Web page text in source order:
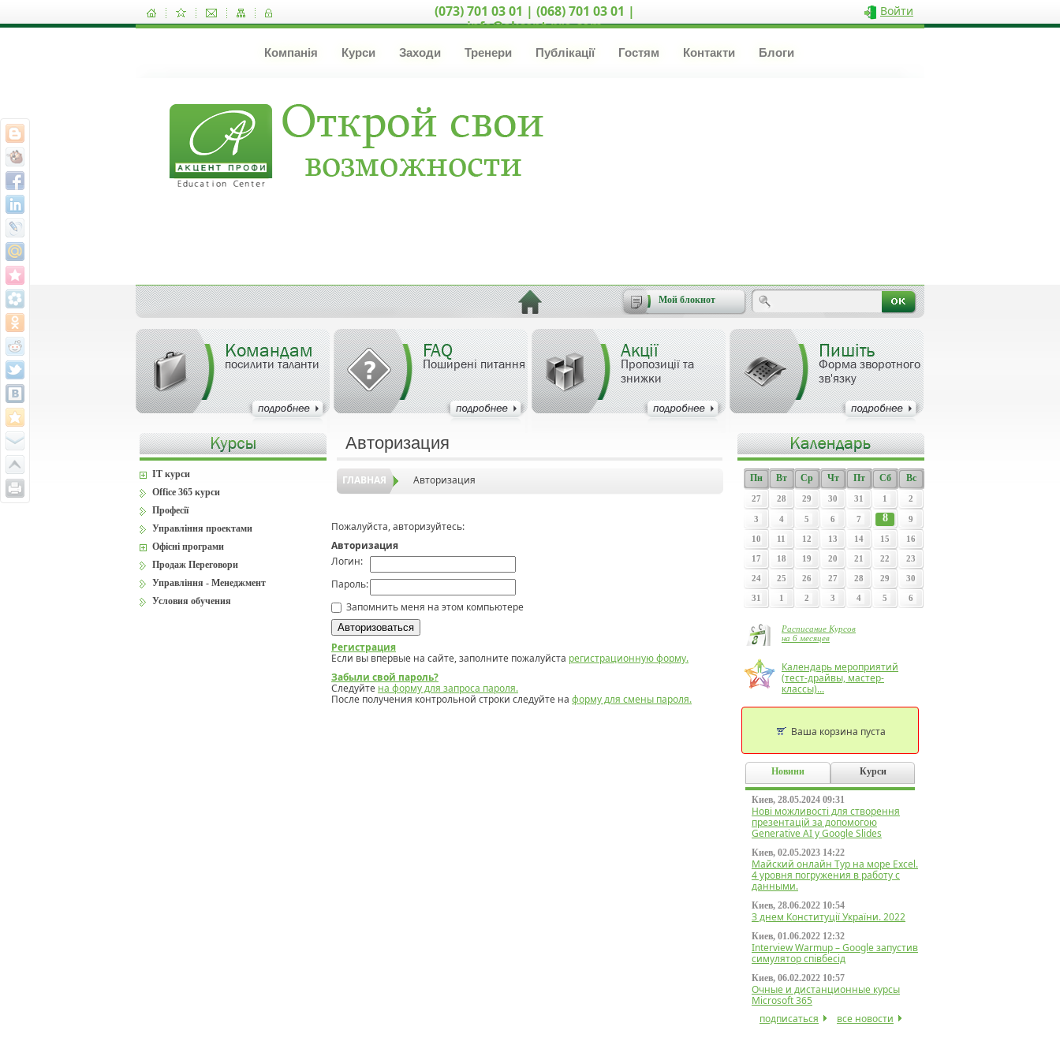
(073) 701 03 01 | (068) 701 03 01 |
info@akcent-pro.com
Войти
Компанія Курси Заходи Тренери Публікації Гостям Контакти Блоги
Мой блокнот
Командам
посилити таланти
FAQ
Поширені питання
Акції
Пропозиції та
знижки
Пишіть
Форма зворотного
зв'язку
Авторизация
ГЛАВНАЯ Авторизация
Пожалуйста, авторизуйтесь:
Авторизация
Логин:
Пароль:
Запомнить меня на этом компьютере
Регистрация
Если вы впервые на сайте, заполните пожалуйста регистрационную форму.
Забыли свой пароль?
Следуйте на форму для запроса пароля.
После получения контрольной строки следуйте на форму для смены пароля.
IT курси
Office 365 курси
Професії
Управління проектами
Офісні програми
Продаж Переговори
Управління - Менеджмент
Условия обучения
Пн Вт Ср Чт Пт Сб Вс
27 28 29 30 31 1 2
3 4 5 6 7 8 9
10 11 12 13 14 15 16
17 18 19 20 21 22 23
24 25 26 27 28 29 30
31 1 2 3 4 5 6
Расписание Курсов
на 6 месяцев
Календарь мероприятий
(тест-драйвы, мастер-
классы)...
Ваша корзина пуста
Новини Курси
Киев, 28.05.2024 09:31
Нові можливості для створення
презентацій за допомогою
Generative AI у Google Slides
Киев, 02.05.2023 14:22
Майский онлайн Тур на море Excel.
4 уровня погружения в работу с
данными.
Киев, 28.06.2022 10:54
З днем Конституції України. 2022
Киев, 01.06.2022 12:32
Interview Warmup – Google запустив
симулятор співбесід
Киев, 06.02.2022 10:57
Очные и дистанционные курсы
Microsoft 365
подписаться
все новости